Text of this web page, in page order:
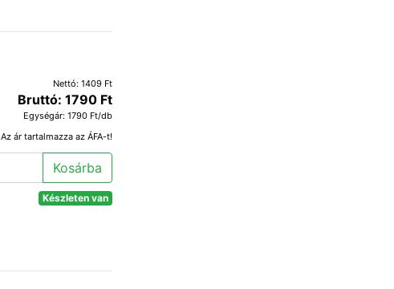
Nettó: 1409 Ft
Bruttó: 1790 Ft
Egységár: 1790 Ft/db
Az ár tartalmazza az ÁFA-t!
Kosárba
Készleten van